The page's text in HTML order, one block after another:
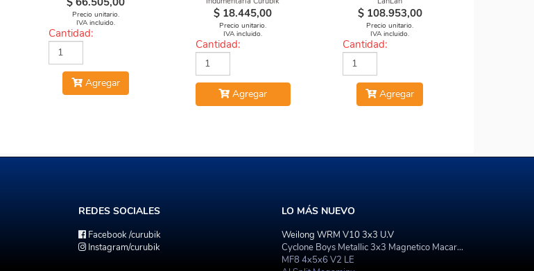
Precio unitario.
IVA incluido.
Cantidad:
Agregar
ESTAMPADA
$ 18.445,00
Precio unitario.
IVA incluido.
Cantidad:
Agregar
$ 108.953,00
Precio unitario.
IVA incluido.
Cantidad:
Agregar
REDES SOCIALES
Facebook/curubik
Instagram/curubik
LO MÁS NUEVO
Weilong WRM V10 3x3 U.V
Cyclone Boys Metallic 3x3 Magnetico Macaron
MF8 4x5x6 V2 LE